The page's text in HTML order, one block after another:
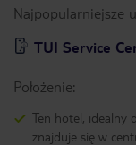
Najpopularniejsze
TUI Service
Położenie:
Ten hotel, idealny
znajduje się w